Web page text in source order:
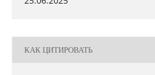
КАК ЦИТИРОВАТЬ